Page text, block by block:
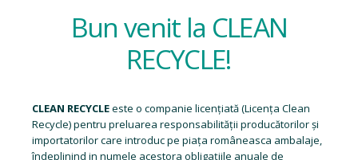
Bun venit la CLEAN
RECYCLE!
CLEAN RECYCLEeste o companie licențiată (Licența Clean
Recycle) pentru preluarea responsabilității producătorilor și
importatorilor care introduc pe piața româneasca ambalaje,
îndeplinind in numele acestora obligațiile anuale de